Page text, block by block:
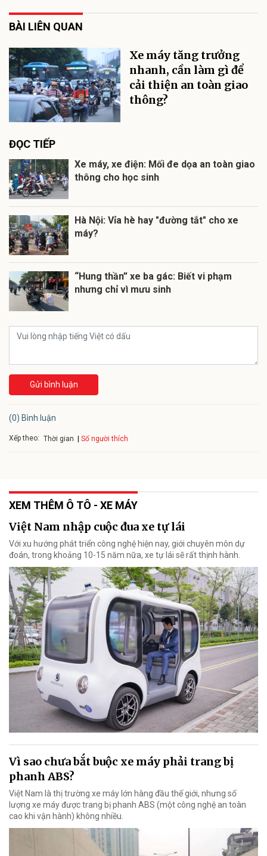
BÀI LIÊN QUAN
Xe máy tăng trưởng
nhanh, cần làm gì để
cải thiện an toàn giao
thông?
ĐỌC TIẾP
Xe máy, xe điện: Mối đe dọa an toàn giao
thông cho học sinh
Hà Nội: Vỉa hè hay "đường tắt" cho xe
máy?
“Hung thần” xe ba gác: Biết vi phạm
nhưng chỉ vì mưu sinh
Gửi bình luận
(0) Bình luận
Xếp theo: Thời gian Số người thích
XEM THÊM Ô TÔ - XE MÁY
Việt Nam nhập cuộc đua xe tự lái
Với xu hướng phát triển công nghệ hiện nay, giới chuyên môn dự
đoán, trong khoảng 10-15 năm nữa, xe tự lái sẽ rất thịnh hành.
Vì sao chưa bắt buộc xe máy phải trang bị
phanh ABS?
Việt Nam là thị trường xe máy lớn hàng đầu thế giới, nhưng số
lượng xe máy được trang bị phanh ABS (một công nghệ an toàn
cao khi vận hành) không nhiều.